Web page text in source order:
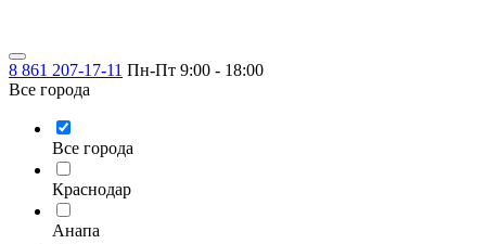
8 861 207-17-11 Пн-Пт 9:00 - 18:00
Все города
Все города
Краснодар
Анапа